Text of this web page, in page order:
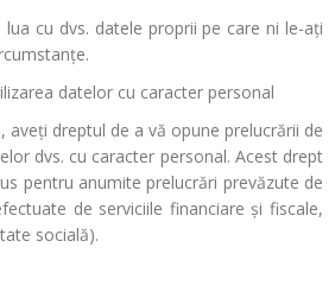
cu dvs. datele proprii pe care ni le-ați
datelor cu caracter personal
dreptul de a vă opune prelucrării de
dvs. cu caracter personal. Acest drept
pentru anumite prelucrări prevăzute de
de serviciile financiare şi fiscale,
socială).